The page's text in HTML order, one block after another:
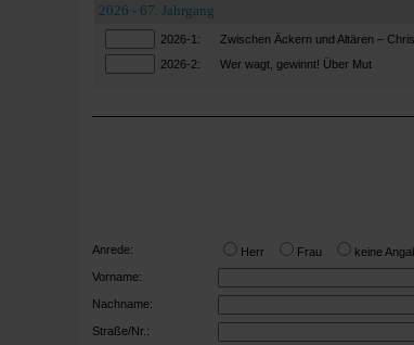
2026 - 67. Jahrgang
2026-1: Zwischen Äckern und Altären –
2026-2:
Wer wagt, gewinnt! Über Mut
Anrede: Herr Frau keine
Vorname:
Nachname:
Straße/Nr.: